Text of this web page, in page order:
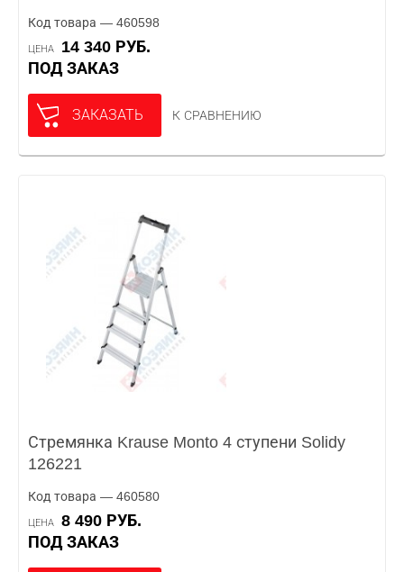
Код товара — 460598
ЦЕНА
14 340 РУБ.
ПОД ЗАКАЗ
ЗАКАЗАТЬ К СРАВНЕНИЮ
Стремянка Krause Monto 4 ступени Solidy
126221
Код товара — 460580
ЦЕНА
8 490 РУБ.
ПОД ЗАКАЗ